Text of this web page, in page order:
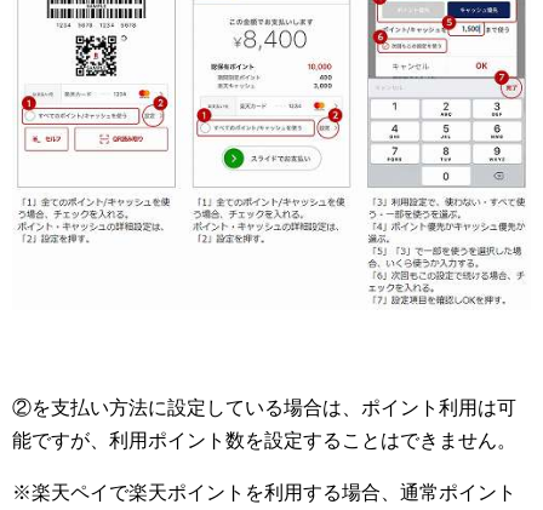
②を支払い方法に設定している場合は、ポイント利用は可
能ですが、利用ポイント数を設定することはできません。
※楽天ペイで楽天ポイントを利用する場合、通常ポイント